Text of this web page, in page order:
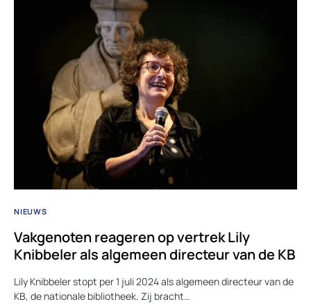
NIEUWS
Vakgenoten reageren op vertrek Lily
Knibbeler als algemeen directeur van de KB
Lily Knibbeler stopt per 1 juli 2024 als algemeen directeur van de
KB, de nationale bibliotheek. Zij bracht…